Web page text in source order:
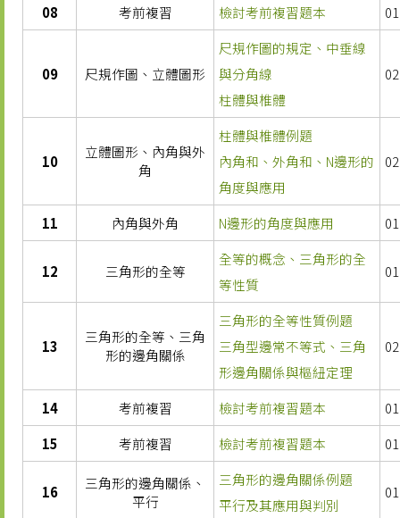
08
考前複習 檢討考前複習題本
09 尺規作圖、立體圖形
尺規作圖的規定、中垂線
與分角線
柱體與椎體
10
立體圖形、內角與外
角
柱體與椎體例題
內角和、外角和、N邊形的
角度與應用
11 內角與外角 N邊形的角度與應用
12 三角形的全等
全等的概念、三角形的全
等性質
13
三角形的全等、三角
形的邊角關係
三角形的全等性質例題
三角型邊常不等式、三角
形邊角關係與樞紐定理
14 考前複習 檢討考前複習題本
15
考前複習 檢討考前複習題本
16
三角形的邊角關係、
平行
三角形的邊角關係例題
平行及其應用與判別